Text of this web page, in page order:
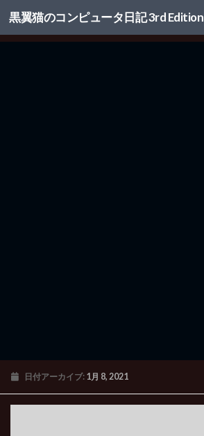
コンテンツへスキップ
黒翼猫のコンピュータ日記 3rd Edition
日付アーカイブ: 1月 8, 2021